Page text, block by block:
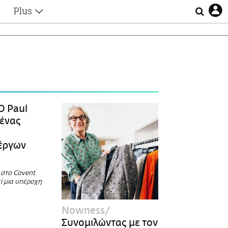
Plus
Οι Αθηναίοι
Απώλειες
Επιλογές
Paul
στο Covent
μια υπέροχη
Nowness
Συνομιλώντας με τον